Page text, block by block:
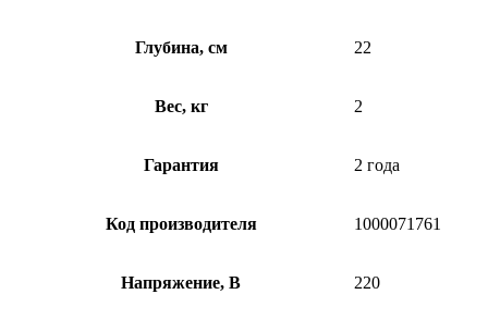
Глубина, см 22
Вес, кг 2
Гарантия 2 года
Код производителя 1000071761
Напряжение, В 220